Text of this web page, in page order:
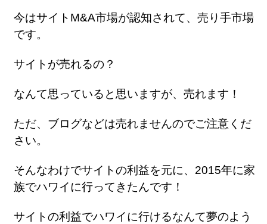
今はサイトM&A市場が認知されて、売り手市場
です。
サイトが売れるの？
なんて思っていると思いますが、売れます！
ただ、ブログなどは売れませんのでご注意くだ
さい。
そんなわけでサイトの利益を元に、2015年に家
族でハワイに行ってきたんです！
サイトの利益でハワイに行けるなんて夢のよう